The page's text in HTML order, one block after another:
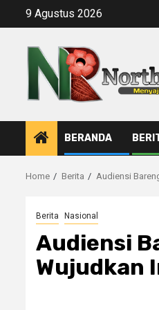
9 Agustus 2026
BERANDA
Home Berita Audiensi
Berita Nasional
Audiensi
Wujudkan